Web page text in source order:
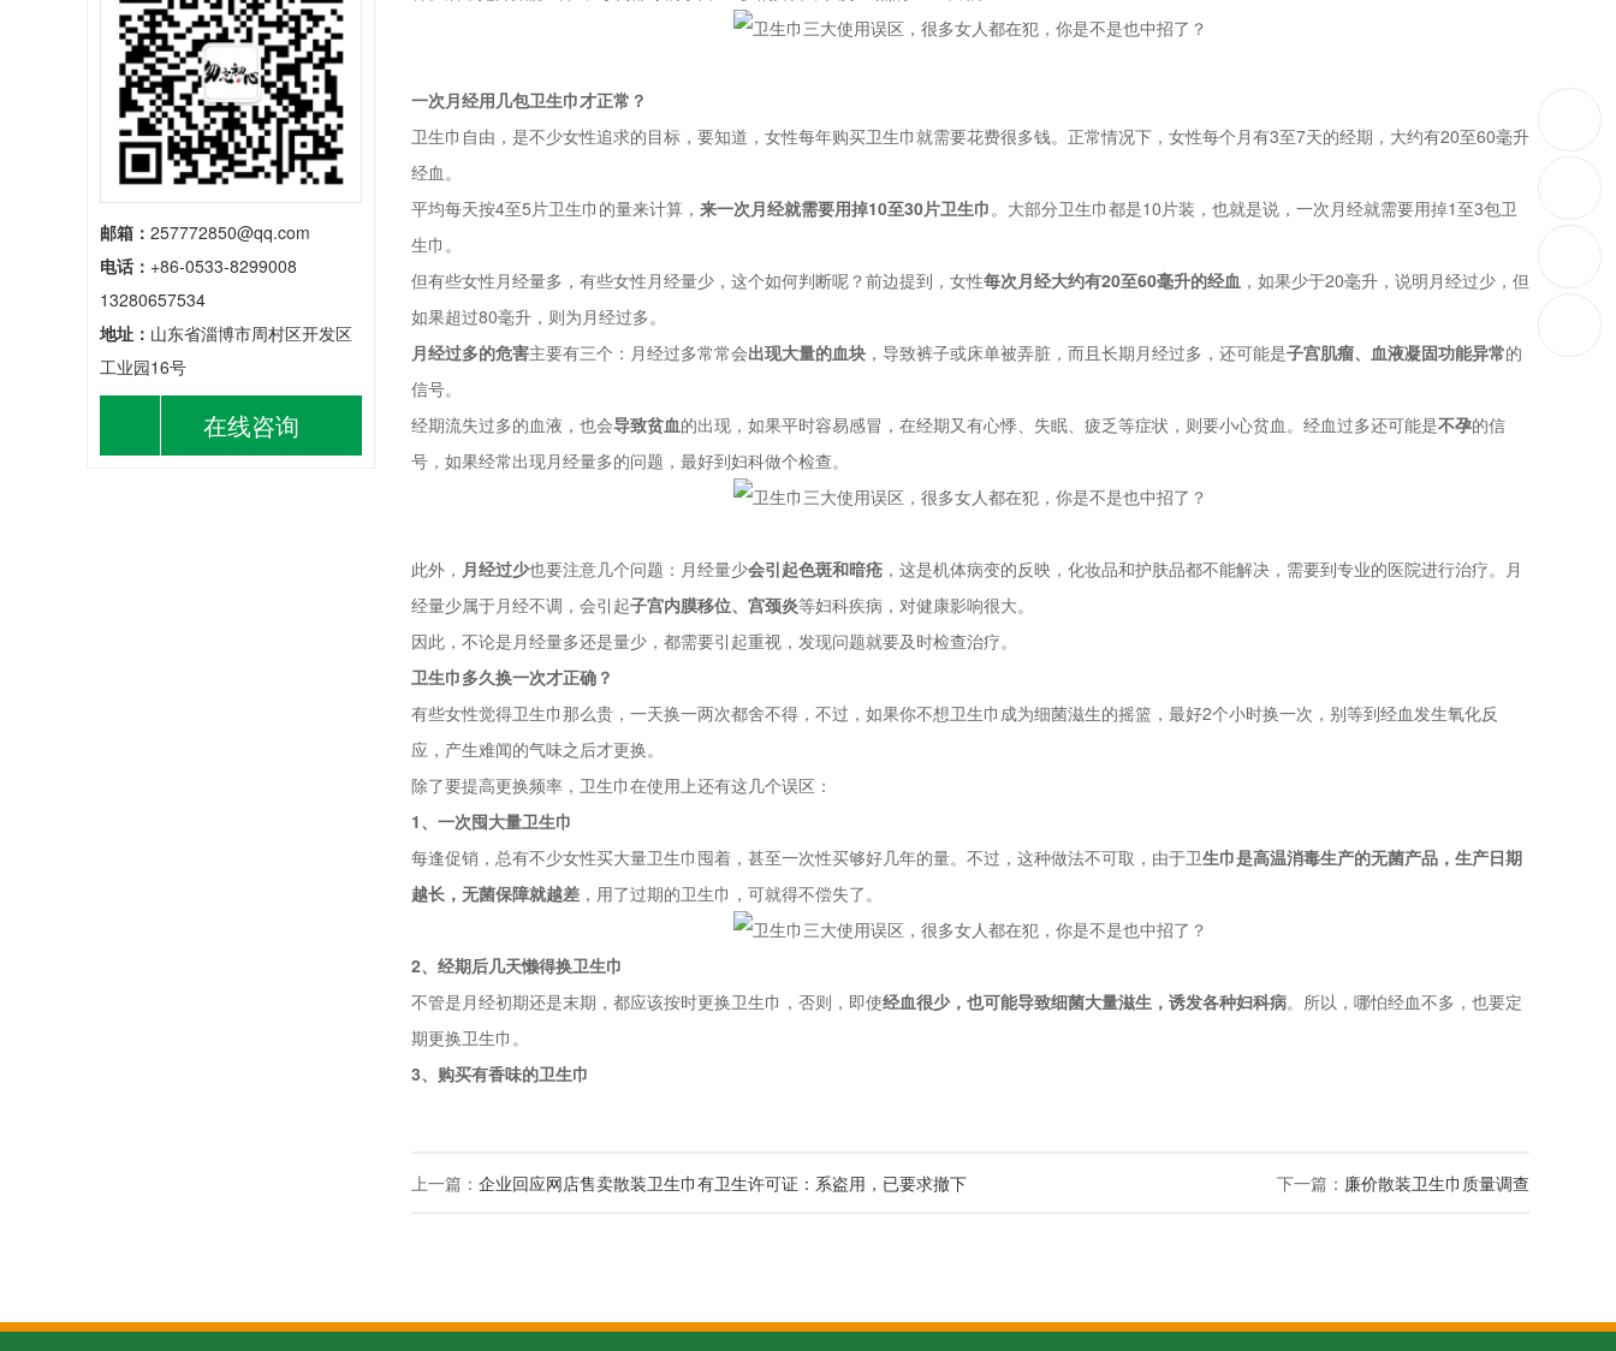
邮箱： 257772850@qq.com
电话： +86-0533-8299008
13280657534
地址： 山东省淄博市周村区开发区
工业园16号
在线咨询
一次月经用几包卫生巾才正常？
卫生巾自由，是不少女性追求的目标，要知道，女性每年购买卫生巾就需要花费很多钱。正常情况下，女性每个月有3至7天的经期，大约有20至60毫升
经血。
平均每天按4至5片卫生巾的量来计算， 来一次月经就需要用掉10至30片卫生巾。大部分卫生巾都是10片装，也就是说，一次月经就需要用掉1至3包卫
生巾。
但有些女性月经量多，有些女性月经量少，这个如何判断呢？前边提到，女性每次月经大约有20至60毫升的经血 ，如果少于20毫升，说明月经过少，但
如果超过80毫升，则为月经过多。
月经过多的危害主要有三个：月经过多常常会出现大量的血块 ，导致裤子或床单被弄脏，而且长期月经过多，还可能是子宫肌瘤、血液凝固功能异常的
信号。
经期流失过多的血液，也会导致贫血的出现，如果平时容易感冒，在经期又有心悸、失眠、疲乏等症状，则要小心贫血。经血过多还可能是不孕的信
号，如果经常出现月经量多的问题，最好到妇科做个检查。
此外， 月经过少也要注意几个问题：月经量少会引起色斑和暗疮 ，这是机体病变的反映，化妆品和护肤品都不能解决，需要到专业的医院进行治疗。月
经量少属于月经不调，会引起子宫内膜移位、宫颈炎等妇科疾病，对健康影响很大。
因此，不论是月经量多还是量少，都需要引起重视，发现问题就要及时检查治疗。
卫生巾多久换一次才正确？
有些女性觉得卫生巾那么贵，一天换一两次都舍不得，不过，如果你不想卫生巾成为细菌滋生的摇篮，最好2个小时换一次，别等到经血发生氧化反
应，产生难闻的气味之后才更换。
除了要提高更换频率，卫生巾在使用上还有这几个误区：
1、一次囤大量卫生巾
每逢促销，总有不少女性买大量卫生巾囤着，甚至一次性买够好几年的量。不过，这种做法不可取，由于卫生巾是高温消毒生产的无菌产品，生产日期
越长，无菌保障就越差 ，用了过期的卫生巾，可就得不偿失了。
2、经期后几天懒得换卫生巾
不管是月经初期还是末期，都应该按时更换卫生巾，否则，即使经血很少，也可能导致细菌大量滋生，诱发各种妇科病。所以，哪怕经血不多，也要定
期更换卫生巾。
3、购买有香味的卫生巾
上一篇： 企业回应网店售卖散装卫生巾有卫生许可证：系盗用，已要求撤下 下一篇： 廉价散装卫生巾质量调查